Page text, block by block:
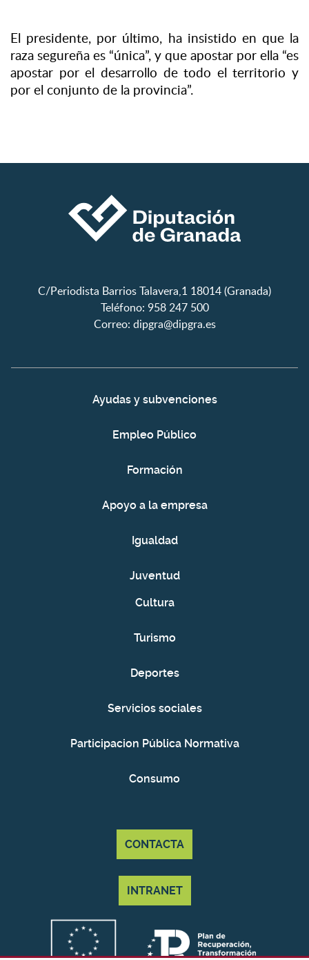
El presidente, por último, ha insistido en que la
raza segureña es “única”, y que apostar por ella “es
apostar por el desarrollo de todo el territorio y
por el conjunto de la provincia”.
C/Periodista Barrios Talavera,1 18014 (Granada)
Teléfono: 958 247 500
Correo: dipgra@dipgra.es
Ayudas y subvenciones
Empleo Público
Formación
Apoyo a la empresa
Igualdad
Juventud
Cultura
Turismo
Deportes
Servicios sociales
Participacion Pública Normativa
Consumo
CONTACTA
INTRANET